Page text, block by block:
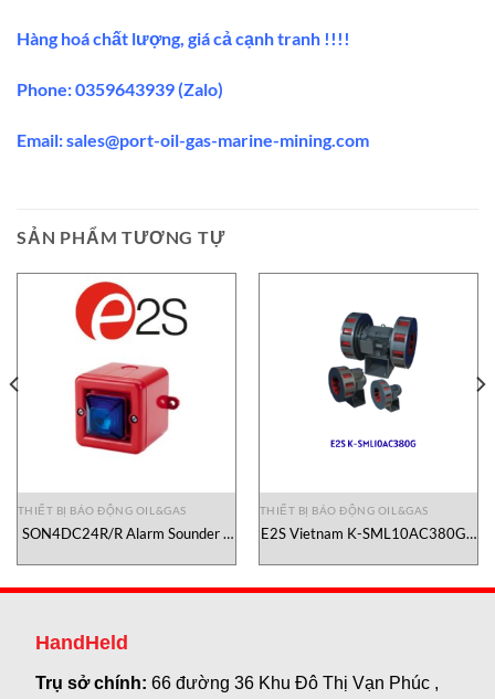
Hàng hoá chất lượng, giá cả cạnh tranh !!!!
Phone: 0359643939 (Zalo)
Email:sales@port-oil-gas-marine-mining.com
SẢN PHẨM TƯƠNG TỰ
THIẾT BỊ BÁO ĐỘNG OIL&GAS
SON4DC24R/R Alarm Sounder –
THIẾT BỊ BÁO ĐỘNG OIL&GAS
E2S Vietnam K-SML10AC380G –
Vietnam
HandHeld
Trụ sở chính:66 đường 36 Khu Đô Thị Vạn Phúc ,